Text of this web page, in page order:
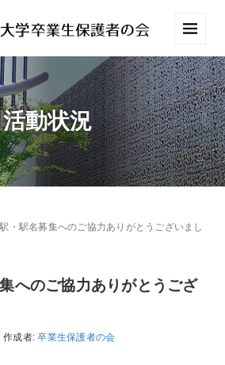
活動状況
・駅名募集へのご協力ありがとうございまし
へのご協力ありがとうござ
作成者:卒業生保護者の会